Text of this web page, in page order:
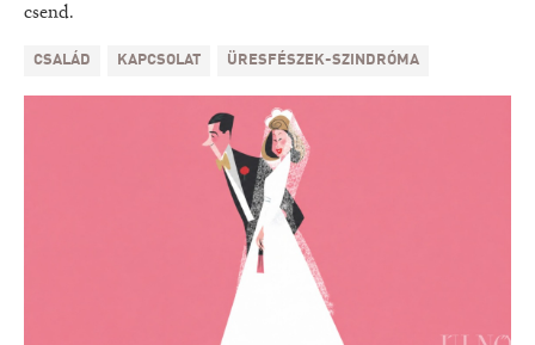
csend.
CSALÁD KAPCSOLAT ÜRESFÉSZEK-SZINDRÓMA